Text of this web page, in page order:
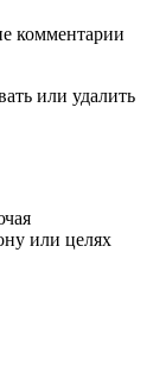
комментарии
или удалить
или целях